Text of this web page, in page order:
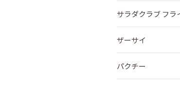
サラダクラブ フラ
ザーサイ
パクチー